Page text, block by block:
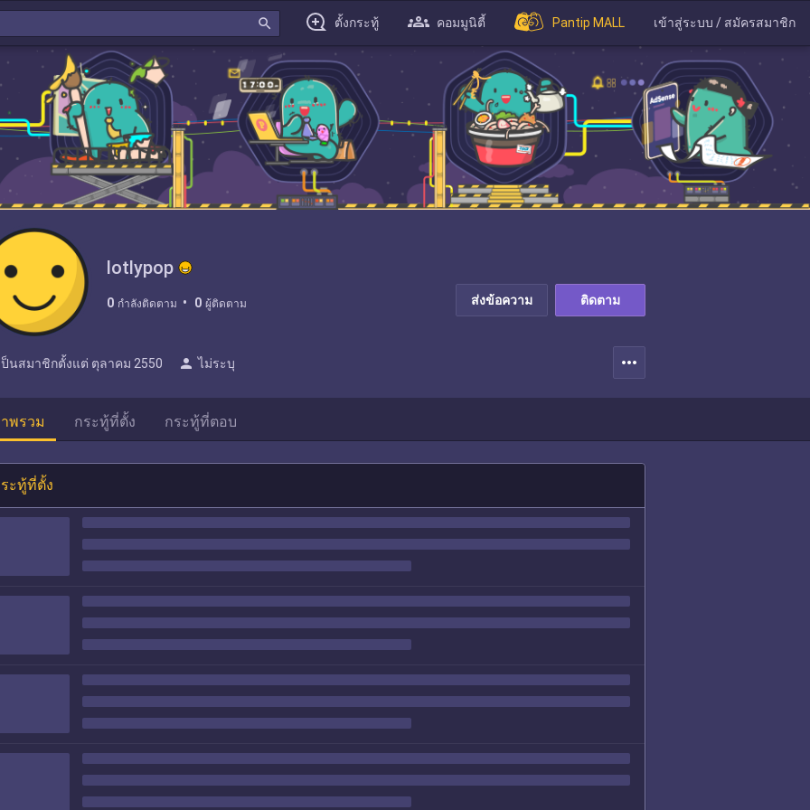
search ตั้งกระทู้ คอมมูนิตี้ Pantip MALL เข้าสู่ระบบ / สมัครสมาชิก
lotlypop
0 กำลังติดตาม 0 ผู้ติดตาม ส่งข้อความ ติดตาม
ป็นสมาชิกตั้งแต่ ตุลาคม 2550 person ไม่ระบุ more_horiz
พรวม กระทู้ที่ตั้ง กระทู้ที่ตอบ
ะทู้ที่ตั้ง